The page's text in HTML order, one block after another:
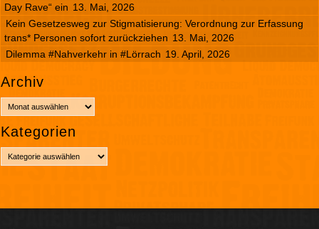
Day Rave“ ein 13. Mai, 2026
Kein Gesetzesweg zur Stigmatisierung: Verordnung zur Erfassung
trans* Personen sofort zurückziehen 13. Mai, 2026
Dilemma #Nahverkehr in #Lörrach 19. April, 2026
Archiv
r
c
Kategorien
a
g